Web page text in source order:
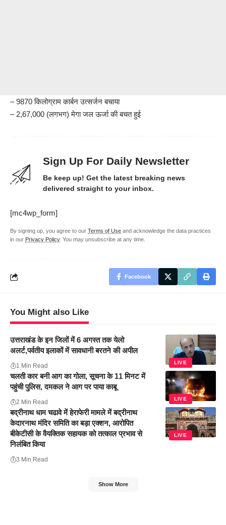
– 9870 किलोग्राम कार्बन उत्सर्जन बचाया
– ⁠2,67,000 (लगभग) मेगा जल ऊर्जा की बचत हुई
Sign Up For Daily Newsletter
Be keep up! Get the latest breaking news
delivered straight to your inbox.
[mc4wp_form]
By signing up, you agree to our Terms of Use and acknowledge the data practices
in our Privacy Policy. You may unsubscribe at any time.
Facebook
You Might also Like
LIVE
उत्तराखंड के इन जिलों में 6 अगस्त तक येलो
अलर्ट,पर्वतीय इलाकों में सावधानी बरतने की अपील
1 Min Read
LIVE
चलती कार बनी आग का गोला, सूचना के 11 मिनट में
पहुंची पुलिस, दमकल ने आग पर पाया काबू
2 Min Read
LIVE
बद्रीनाथ धाम चढावे में हेराफेरी मामले में बद्रीनाथ
केदारनाथ मंदिर समिति का बड़ा एक्शन, आरोपित
बीकेटीसी के वैयक्तिक सहायक को तत्काल प्रभाव से
निलंबित किया
3 Min Read
Show More